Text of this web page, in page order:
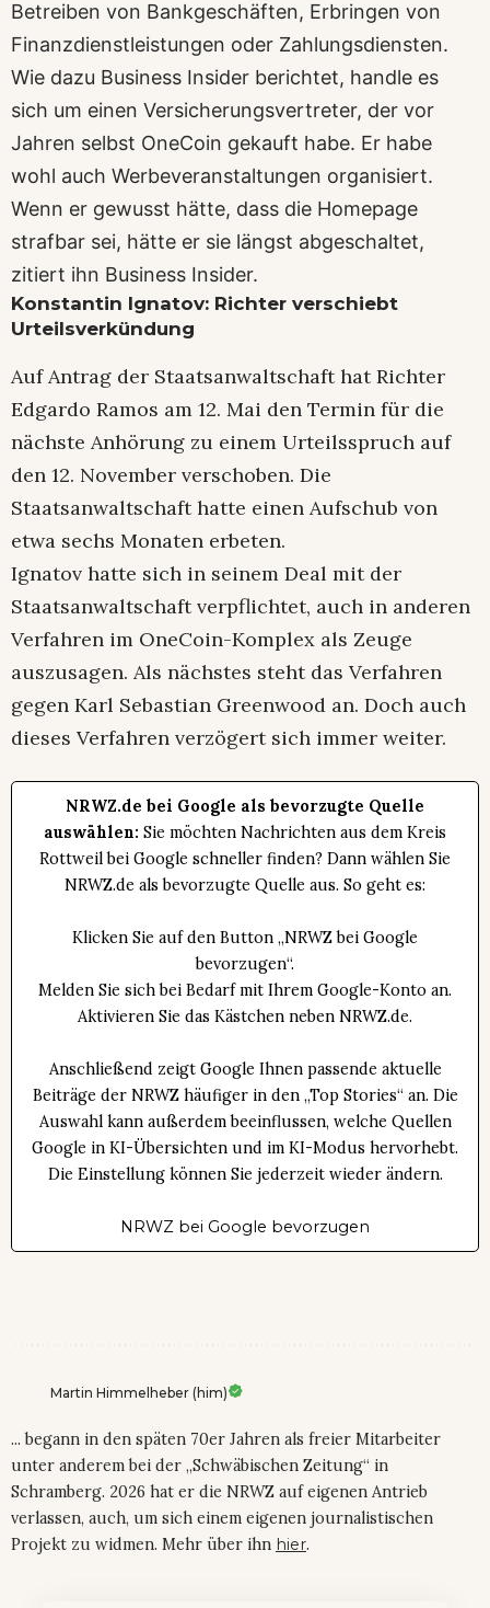
Betreiben von Bankgeschäften, Erbringen von
Finanzdienstleistungen oder Zahlungsdiensten.
Wie dazu Business Insider berichtet, handle es
sich um einen Versicherungsvertreter, der vor
Jahren selbst OneCoin gekauft habe. Er habe
wohl auch Werbeveranstaltungen organisiert.
Wenn er gewusst hätte, dass die Homepage
strafbar sei, hätte er sie längst abgeschaltet,
zitiert ihn Business Insider.
Konstantin Ignatov: Richter verschiebt
Urteilsverkündung
Auf Antrag der Staatsanwaltschaft hat Richter
Edgardo Ramos am 12. Mai den Termin für die
nächste Anhörung zu einem Urteilsspruch auf
den 12. November verschoben. Die
Staatsanwaltschaft hatte einen Aufschub von
etwa sechs Monaten erbeten.
Ignatov hatte sich in seinem Deal mit der
Staatsanwaltschaft verpflichtet, auch in anderen
Verfahren im OneCoin-Komplex als Zeuge
auszusagen. Als nächstes steht das Verfahren
gegen Karl Sebastian Greenwood an. Doch auch
dieses Verfahren verzögert sich immer weiter.
NRWZ.de bei Google als bevorzugte Quelle
auswählen: Sie möchten Nachrichten aus dem Kreis
Rottweil bei Google schneller finden? Dann wählen Sie
NRWZ.de als bevorzugte Quelle aus. So geht es:
Klicken Sie auf den Button „NRWZ bei Google
bevorzugen“.
Melden Sie sich bei Bedarf mit Ihrem Google-Konto an.
Aktivieren Sie das Kästchen neben NRWZ.de.
Anschließend zeigt Google Ihnen passende aktuelle
Beiträge der NRWZ häufiger in den „Top Stories“ an. Die
Auswahl kann außerdem beeinflussen, welche Quellen
Google in KI-Übersichten und im KI-Modus hervorhebt.
Die Einstellung können Sie jederzeit wieder ändern.
NRWZ bei Google bevorzugen
Martin Himmelheber (him)
... begann in den späten 70er Jahren als freier Mitarbeiter
unter anderem bei der „Schwäbischen Zeitung“ in
Schramberg. 2026 hat er die NRWZ auf eigenen Antrieb
verlassen, auch, um sich einem eigenen journalistischen
Projekt zu widmen. Mehr über ihn hier.